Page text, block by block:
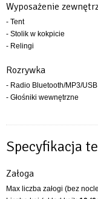
Wyposażenie
- Tent
- Stolik w kokpicie
- Relingi
Rozrywka
- Radio Bluetooth/MP3/USB
- Głośniki wewnętrzne
Specyfikacja
Załoga
Max liczba załogi (bez